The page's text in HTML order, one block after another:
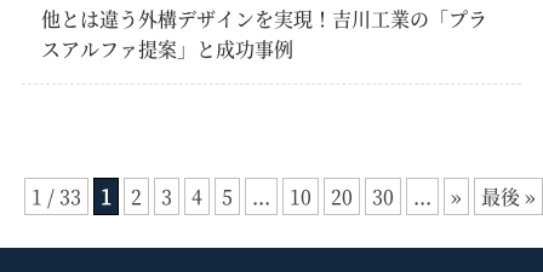
他とは違う外構デザインを実現！吉川工業の「プラ
スアルファ提案」と成功事例
1 / 33 1 2 3 4 5 ... 10 20 30 ... » 最後 »